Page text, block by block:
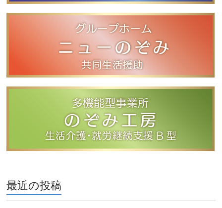
最近の投稿